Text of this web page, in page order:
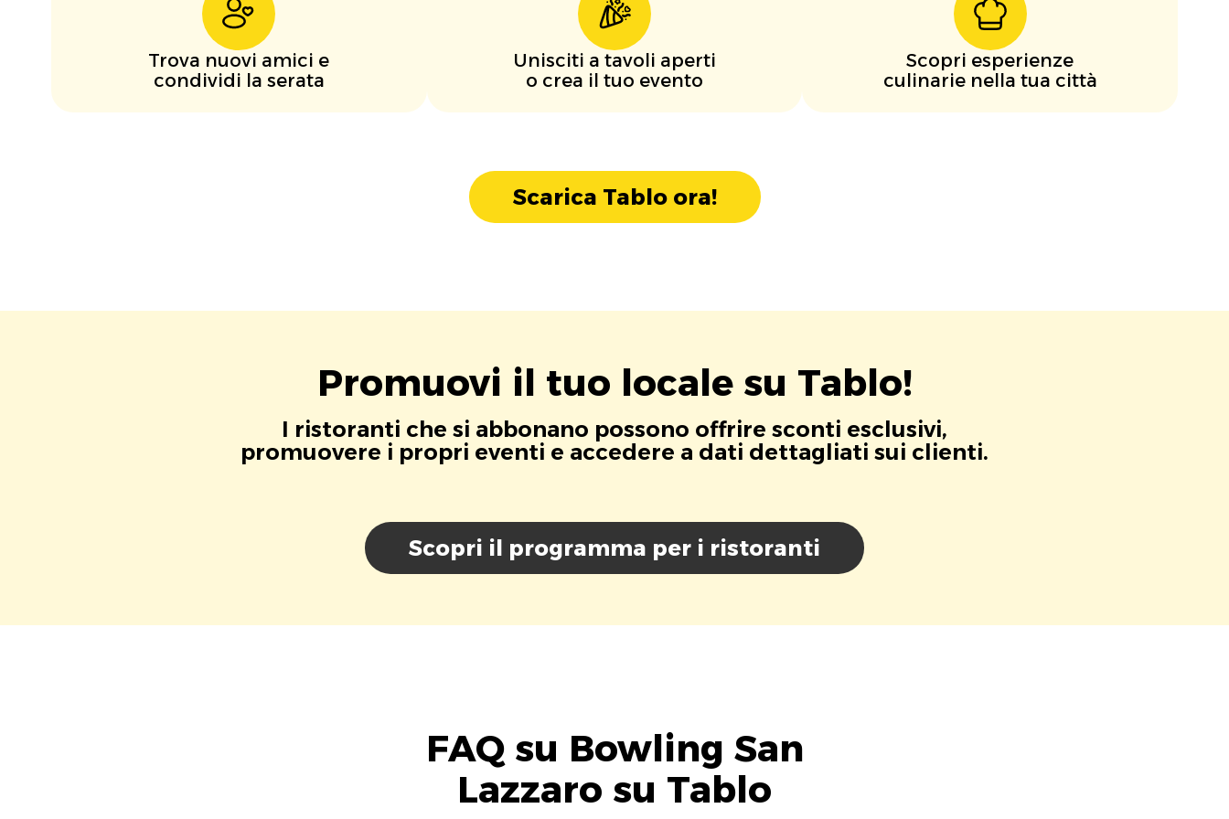
Trova nuovi amici e
condividi la serata
Unisciti a tavoli aperti
o crea il tuo evento
Scopri esperienze
culinarie nella tua città
Scarica Tablo ora!
Promuovi il tuo locale su Tablo!
I ristoranti che si abbonano possono offrire sconti esclusivi,
promuovere i propri eventi e accedere a dati dettagliati sui clienti.
Scopri il programma per i ristoranti
FAQ su Bowling San
Lazzaro su Tablo